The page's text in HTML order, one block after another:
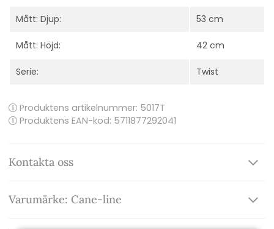
Mått: Djup: 53 cm
Mått: Höjd: 42 cm
Serie: Twist
Produktens artikelnummer: 5017T
Produktens EAN-kod: 5711877292041
Kontakta oss
Varumärke: Cane-line